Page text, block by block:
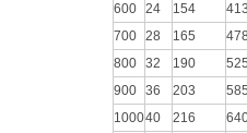
600 24 154
700 28 165
800 32 190
900 36 203
100040 216